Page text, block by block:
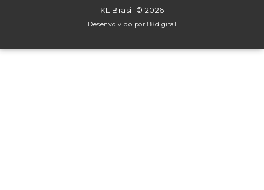
KL Brasil © 2026
Desenvolvido por 88digital